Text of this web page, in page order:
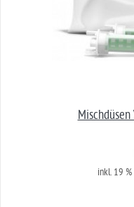
Mischdüsen
inkl. 19 %